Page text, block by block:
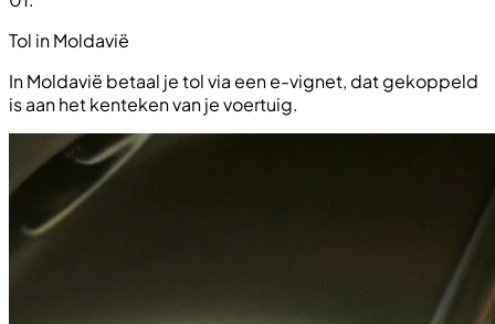
Tol in Moldavië
In Moldavië betaal je tol via een e-vignet, dat gekoppeld
is aan het kenteken van je voertuig.